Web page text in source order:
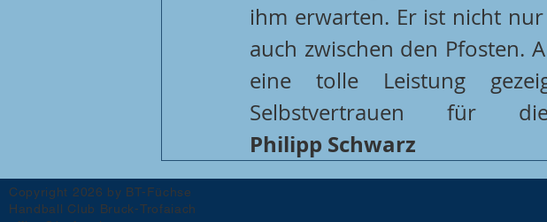
ihm erwarten. Er ist nicht
auch zwischen den Pfosten.
eine tolle Leistung
Philipp Schwarz
Copyright 2026 by BT-Füchse
Handball Club Bruck-Trofaiach